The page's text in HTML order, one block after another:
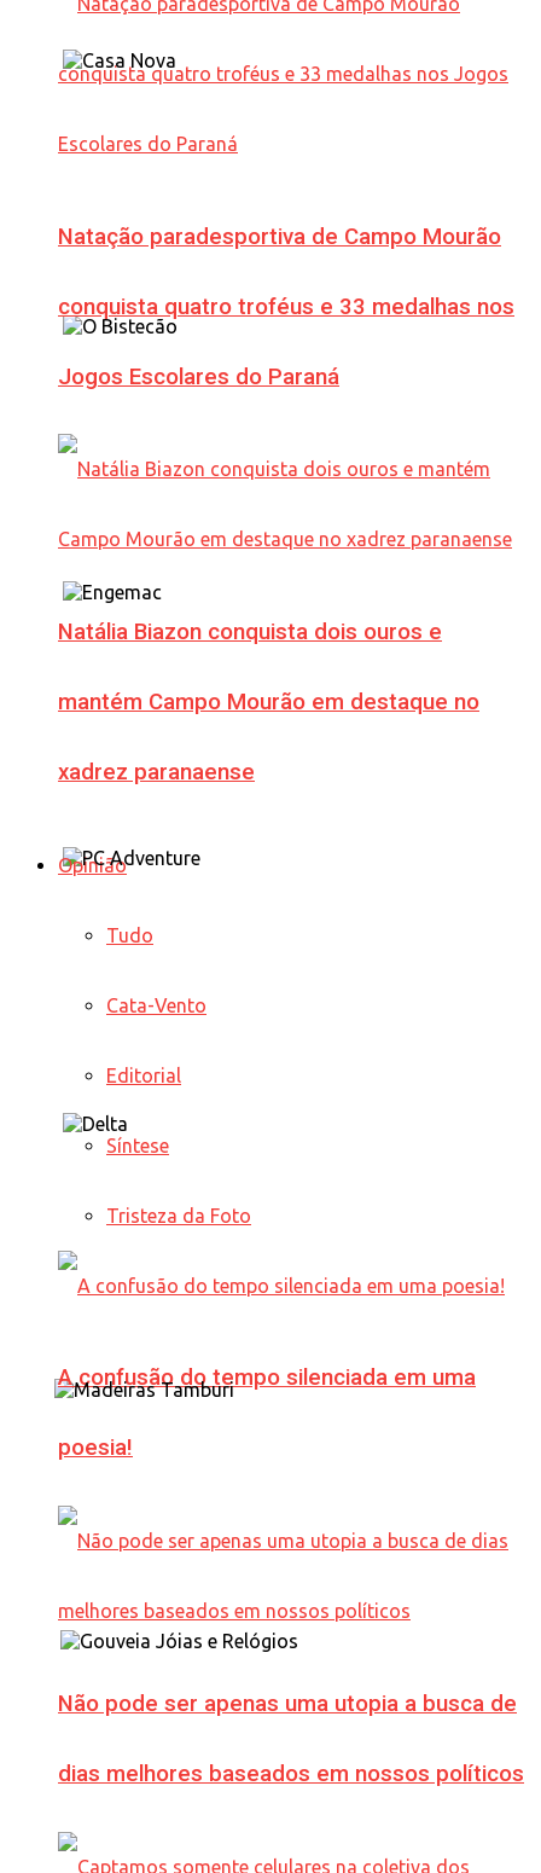
Natação paradesportiva de Campo Mourão
conquista quatro troféus e 33 medalhas nos
Jogos Escolares do Paraná
Natália Biazon conquista dois ouros e
mantém Campo Mourão em destaque no
xadrez paranaense
Opinião
Tudo
Cata-Vento
Editorial
Síntese
Tristeza da Foto
A confusão do tempo silenciada em uma
poesia!
Não pode ser apenas uma utopia a busca de
dias melhores baseados em nossos políticos